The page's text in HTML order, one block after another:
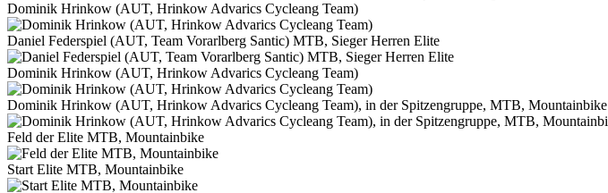
Dominik Hrinkow (AUT, Hrinkow Advarics Cycleang Team)
Daniel Federspiel (AUT, Team Vorarlberg Santic) MTB, Sieger Herren Elite
Dominik Hrinkow (AUT, Hrinkow Advarics Cycleang Team)
Dominik Hrinkow (AUT, Hrinkow Advarics Cycleang Team), in der Spitzengruppe, MTB, Mountainbike
Feld der Elite MTB, Mountainbike
Start Elite MTB, Mountainbike